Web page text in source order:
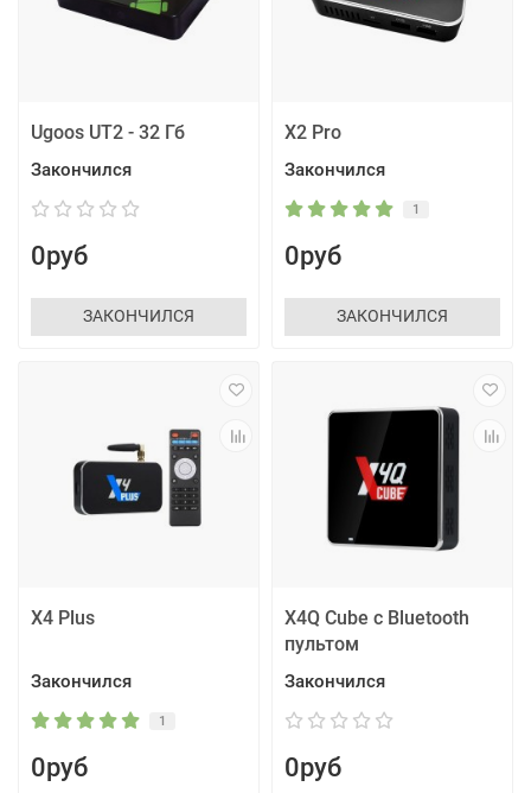
Ugoos UT2 - 32 Гб
Закончился
0руб
ЗАКОНЧИЛСЯ
X2 Pro
Закончился
1
0руб
ЗАКОНЧИЛСЯ
X4 Plus
Закончился
1
0руб
X4Q Cube с Bluetooth
пультом
Закончился
0руб